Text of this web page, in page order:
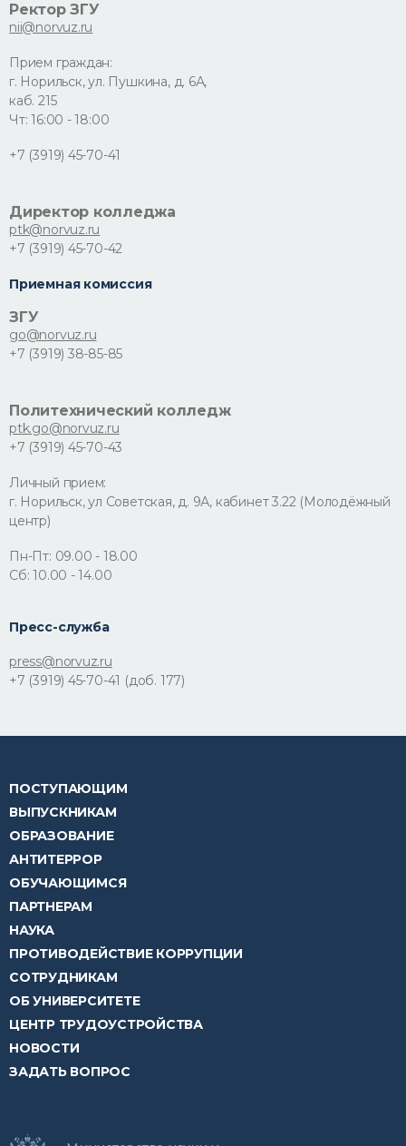
Ректор ЗГУ
nii@norvuz.ru
Прием граждан:
г. Норильск, ул. Пушкина, д. 6А,
каб. 215
Чт: 16:00 - 18:00
+7 (3919) 45-70-41
Директор колледжа
ptk@norvuz.ru
+7 (3919) 45-70-42
Приемная комиссия
ЗГУ
go@norvuz.ru
+7 (3919) 38-85-85
Политехнический колледж
ptk.go@norvuz.ru
+7 (3919) 45-70-43
Личный прием:
г. Норильск, ул Советская, д. 9А, кабинет 3.22 (Молодёжный
центр)
Пн-Пт: 09.00 - 18.00
Сб: 10.00 - 14.00
Пресс-служба
press@norvuz.ru
+7 (3919) 45-70-41 (доб. 177)
ПОСТУПАЮЩИМ
ВЫПУСКНИКАМ
ОБРАЗОВАНИЕ
АНТИТЕРРОР
ОБУЧАЮЩИМСЯ
ПАРТНЕРАМ
НАУКА
ПРОТИВОДЕЙСТВИЕ КОРРУПЦИИ
СОТРУДНИКАМ
ОБ УНИВЕРСИТЕТЕ
ЦЕНТР ТРУДОУСТРОЙСТВА
НОВОСТИ
ЗАДАТЬ ВОПРОС